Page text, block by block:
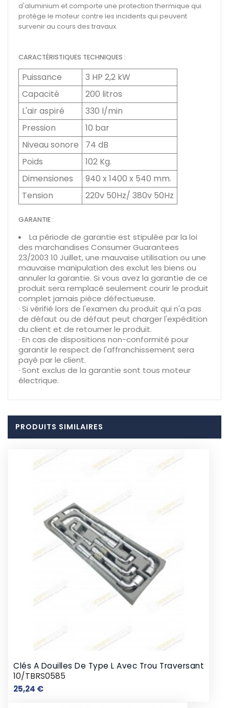
d'aluminium et comporte une protection thermique qui
protège le moteur contre les incidents qui peuvent
survenir au cours des travaux.
CARACTÉRISTIQUES TECHNIQUES :
Puissance
3 HP 2,2 kW
Capacité
200 litros
L'air aspiré
330 l/min
Pression
10 bar
Niveau sonore
74 dB
Poids
102 Kg.
Dimensiones
940 x 1400 x 540 mm.
Tension
220v 50Hz/ 380v 50Hz
GARANTIE :
La période de garantie est stipulée par la loi
des marchandises Consumer Guarantees
23/2003 10 Juillet, une mauvaise utilisation ou une
mauvaise manipulation des exclut les biens ou
annuler la garantie. Si vous avez la garantie de ce
produit sera remplacé seulement courir le produit
complet jamais pièce défectueuse.
· Si vérifié lors de l'examen du produit qui n'a pas
de défaut ou de défaut peut charger l'expédition
du client et de retourner le produit.
· En cas de dispositions non-conformité pour
garantir le respect de l'affranchissement sera
payé par le client.
· Sont exclus de la garantie sont tous moteur
électrique.
PRODUITS SIMILAIRES
Clés A Douilles De Type L Avec Trou Traversant
10/TBRS0585
25,24 €Prix